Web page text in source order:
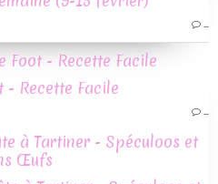
Foot - Recette Facile
à Tartiner - Spéculoos et
Œufs